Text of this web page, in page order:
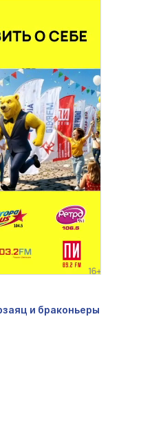
12+
символ»
7 августа 15:30
и браконьеры